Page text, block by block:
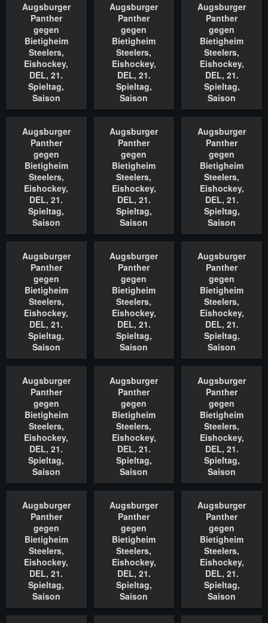
In den Warenkorb
Augsburger
Panther
gegen
Bietigheim
Steelers,
Eishockey,
DEL, 21.
Spieltag,
Saison
2022/2023,
In den Warenkorb
Augsburger
Panther
gegen
Bietigheim
Steelers,
Eishockey,
DEL, 21.
Spieltag,
Saison
2022/2023,
In den
Augsburger
Panther
gegen
Bietigheim
Steelers,
Eishockey,
DEL, 21.
Spieltag,
Saison
2022/2023,
In den Warenkorb
Augsburger
Panther
gegen
Bietigheim
Steelers,
Eishockey,
DEL, 21.
Spieltag,
Saison
2022/2023,
In den Warenkorb
Augsburger
Panther
gegen
Bietigheim
Steelers,
Eishockey,
DEL, 21.
Spieltag,
Saison
2022/2023,
In den
Augsburger
Panther
gegen
Bietigheim
Steelers,
Eishockey,
DEL, 21.
Spieltag,
Saison
2022/2023,
In den Warenkorb
Augsburger
Panther
gegen
Bietigheim
Steelers,
Eishockey,
DEL, 21.
Spieltag,
Saison
2022/2023,
In den Warenkorb
Augsburger
Panther
gegen
Bietigheim
Steelers,
Eishockey,
DEL, 21.
Spieltag,
Saison
2022/2023,
In den
Augsburger
Panther
gegen
Bietigheim
Steelers,
Eishockey,
DEL, 21.
Spieltag,
Saison
2022/2023,
In den Warenkorb
Augsburger
Panther
gegen
Bietigheim
Steelers,
Eishockey,
DEL, 21.
Spieltag,
Saison
2022/2023,
In den Warenkorb
Augsburger
Panther
gegen
Bietigheim
Steelers,
Eishockey,
DEL, 21.
Spieltag,
Saison
2022/2023,
In den
Augsburger
Panther
gegen
Bietigheim
Steelers,
Eishockey,
DEL, 21.
Spieltag,
Saison
2022/2023,
In den Warenkorb
Augsburger
Panther
gegen
Bietigheim
Steelers,
Eishockey,
DEL, 21.
Spieltag,
Saison
2022/2023,
In den Warenkorb
Augsburger
Panther
gegen
Bietigheim
Steelers,
Eishockey,
DEL, 21.
Spieltag,
Saison
2022/2023,
In den
Augsburger
Panther
gegen
Bietigheim
Steelers,
Eishockey,
DEL, 21.
Spieltag,
Saison
2022/2023,